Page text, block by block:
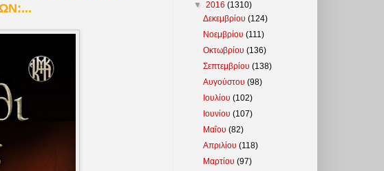
▼ 2016 (1310)
Δεκεμβρίου(124)
Νοεμβρίου(111)
Οκτωβρίου(136)
Σεπτεμβρίου(138)
Αυγούστου(98)
Ιουλίου(102)
Ιουνίου(107)
Μαΐου(82)
Απριλίου(118)
Μαρτίου(97)